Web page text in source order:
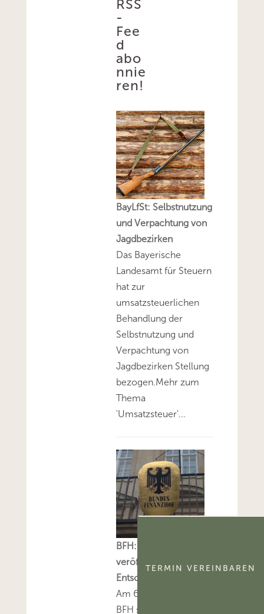
RSS
-
Fee
d
abo
nnie
ren!
BayLfSt: Selbstnutzung
und Verpachtung von
Jagdbezirken
Das Bayerische
Landesamt für Steuern
hat zur
umsatzsteuerlichen
Behandlung der
Selbstnutzung und
Verpachtung von
Jagdbezirken Stellung
bezogen.Mehr zum
Thema
'Umsatzsteuer'...
BFH: Alle am 6.8.2026
veröffentlichten
Entscheidungen
Am 6.8.2026 hat der
BFH sieben sog. V-
TERMIN VEREINBAREN